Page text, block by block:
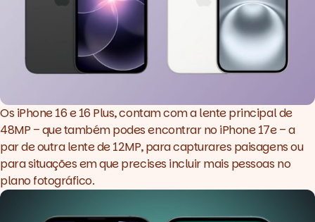
OsiPhone 16 e 16 Plus, contam com a lente principal de
48MP – que também podes encontrar no iPhone 17e – a
par de outra lente de 12MP, para capturares paisagens ou
para situações em que precises incluir mais pessoas no
plano fotográfico.